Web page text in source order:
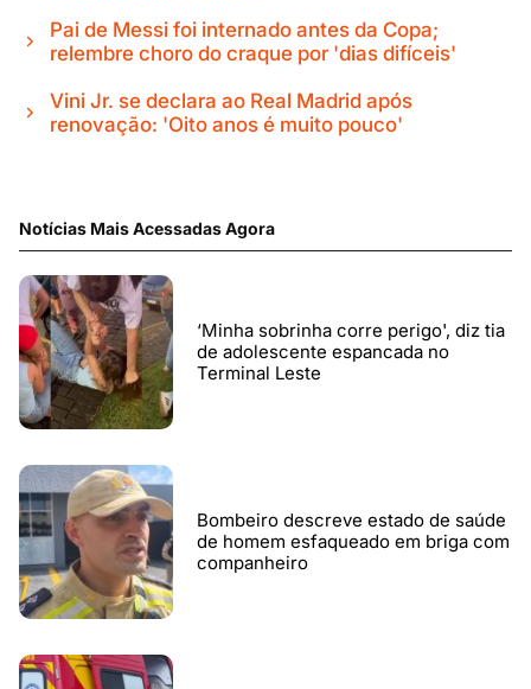
Pai de Messi foi internado antes da Copa;
relembre choro do craque por 'dias difíceis'
Vini Jr. se declara ao Real Madrid após
renovação: 'Oito anos é muito pouco'
Notícias Mais Acessadas Agora
‘Minha sobrinha corre perigo', diz tia
de adolescente espancada no
Terminal Leste
Bombeiro descreve estado de saúde
de homem esfaqueado em briga com
companheiro